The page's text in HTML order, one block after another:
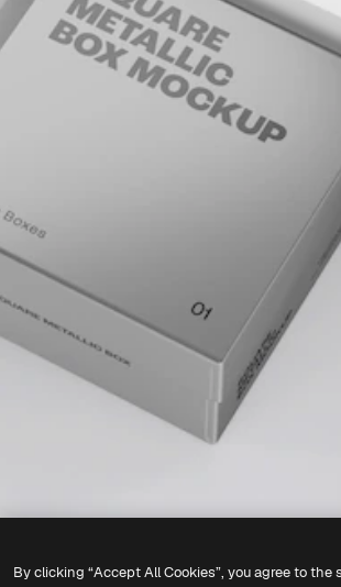
By clicking “Accept All Cookies”, you agree to